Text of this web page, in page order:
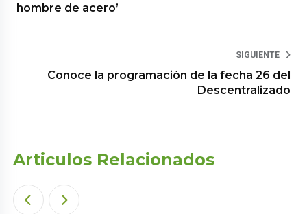
hombre de acero’
SIGUIENTE
Conoce la programación de la fecha 26 del
Descentralizado
Articulos Relacionados